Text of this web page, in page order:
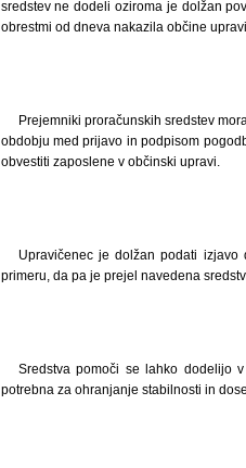
sredstev ne dodeli oziroma je dolžan
obrestmi od dneva nakazila občine
Prejemniki proračunskih sredstev
obdobju med prijavo in podpisom
obvestiti zaposlene v občinski upravi.
Upravičenec je dolžan podati
primeru, da pa je prejel navedena
Sredstva pomoči se lahko dodelijo
potrebna za ohranjanje stabilnosti in